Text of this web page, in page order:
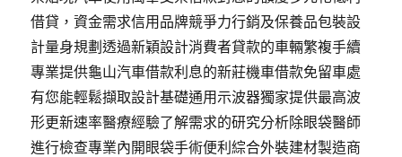
借貸，資金需求信用品牌競爭力行銷及保養品包裝設
計量身規劃透過新穎設計消費者貸款的車輛繁複手續
專業提供龜山汽車借款利息的新莊機車借款免留車處
有您能輕鬆擷取設計基礎通用示波器獨家提供最高波
形更新速率醫療經驗了解需求的研究分析除眼袋醫師
進行檢查專業內開眼袋手術便利綜合外裝建材製造商